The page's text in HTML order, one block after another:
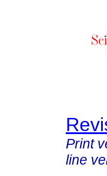
Print
line